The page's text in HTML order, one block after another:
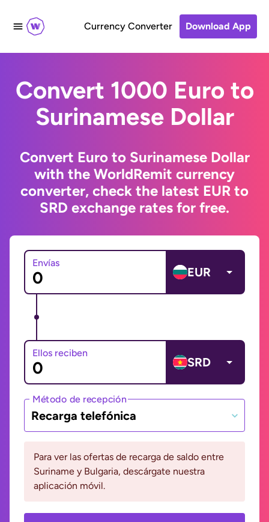
Currency Converter Download App
Convert 1000 Euro to
Surinamese Dollar
Convert Euro to Surinamese Dollar
with the WorldRemit currency
converter, check the latest EUR to
SRD exchange rates for free.
Envías
EUR
Ellos reciben
SRD
Método de recepción
Recarga telefónica
Para ver las ofertas de recarga de saldo entre
Suriname y Bulgaria, descárgate nuestra
aplicación móvil.